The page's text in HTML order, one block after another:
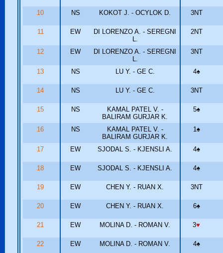
10 NS KOKOT J. - OCYLOK D. 3NT
11 EW
DI LORENZO A. - SEREGNI
L.
2NT
12 EW
DI LORENZO A. - SEREGNI
L.
3NT
13 NS LU Y. - GE C. 4♠
14 NS LU Y. - GE C. 3NT
15 NS
KAMAL PATEL V. -
BALIRAM GURJAR K.
5♠
16 NS
KAMAL PATEL V. -
BALIRAM GURJAR K.
1♠
17 EW SJODAL S. - KJENSLI A. 4♠
18 EW SJODAL S. - KJENSLI A. 4♠
19 EW CHEN Y. - RUAN X. 3NT
20 EW CHEN Y. - RUAN X. 6♠
21 EW MOLINA D. - ROMAN V. 3♥
22 EW MOLINA D. - ROMAN V. 4♠